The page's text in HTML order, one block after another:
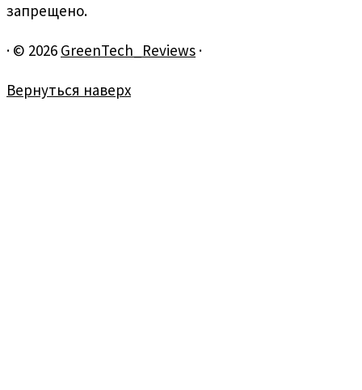
запрещено.
· © 2026 GreenTech_Reviews ·
Вернуться наверх